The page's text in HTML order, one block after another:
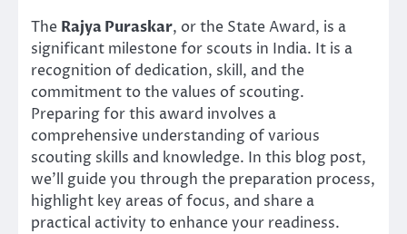
The Rajya Puraskar, or the State Award, is a
significant milestone for scouts in India. It is a
recognition of dedication, skill, and the
commitment to the values of scouting.
Preparing for this award involves a
comprehensive understanding of various
scouting skills and knowledge. In this blog post,
we’ll guide you through the preparation process,
highlight key areas of focus, and share a
practical activity to enhance your readiness.